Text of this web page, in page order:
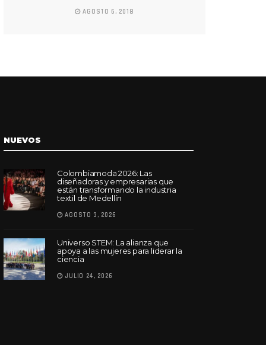
AGOSTO 6, 2018
NUEVOS
Colombiamoda 2026: Las
diseñadoras y empresarias que
están transformando la industria
textil de Medellín
AGOSTO 3, 2026
Universo STEM: La alianza que
apoya a las mujeres para liderar la
ciencia
JULIO 24, 2026